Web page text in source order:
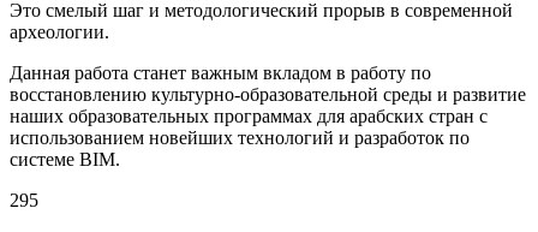
Это смелый шаг и методологический прорыв в современной
археологии.
Данная работа станет важным вкладом в работу по
восстановлению культурно-образовательной среды и развитие
наших образовательных программах для арабских стран с
использованием новейших технологий и разработок по
системе BIM.
295